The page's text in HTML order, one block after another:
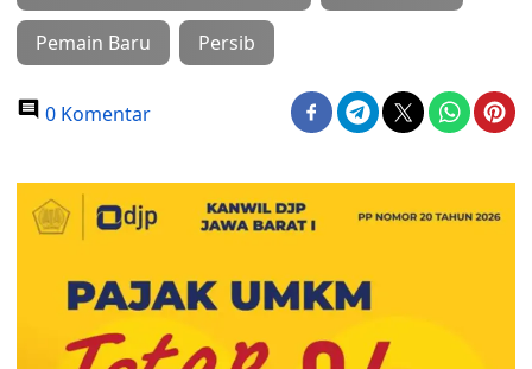
Pemain Baru Persib
0 Komentar